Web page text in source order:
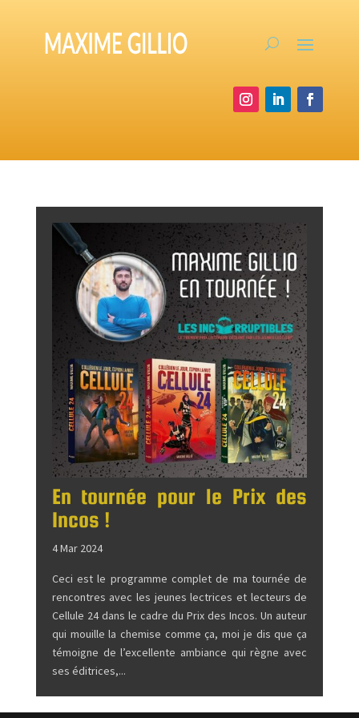
En tournée pour le Prix des
Incos !
4 Mar 2024
Ceci est le programme complet de ma tournée de
rencontres avec les jeunes lectrices et lecteurs de
Cellule 24 dans le cadre du Prix des Incos. Un auteur
qui mouille la chemise comme ça, moi je dis que ça
témoigne de l’excellente ambiance qui règne avec
ses éditrices,...